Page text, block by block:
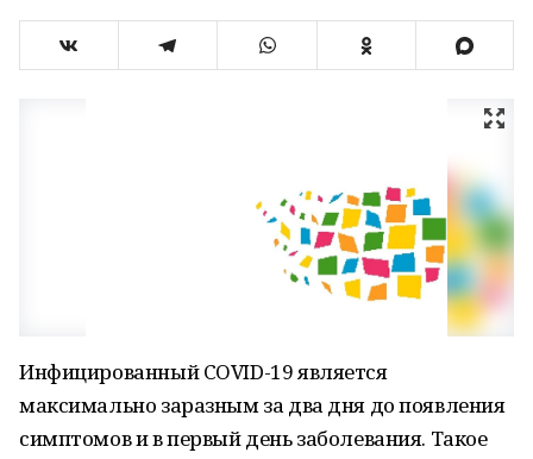
Инфицированный COVID-19 является
максимально заразным за два дня до появления
симптомов и в первый день заболевания. Такое